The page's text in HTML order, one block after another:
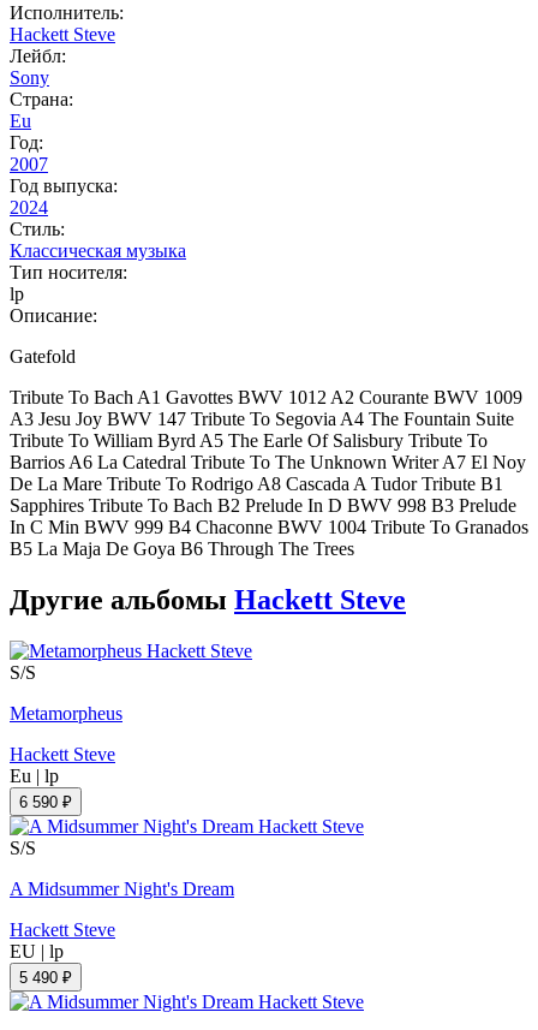
Исполнитель:
Hackett Steve
Лейбл:
Sony
Страна:
Eu
Год:
2007
Год выпуска:
2024
Стиль:
Классическая музыка
Тип носителя:
lp
Описание:
Gatefold
Tribute To Bach A1 Gavottes BWV 1012 A2 Courante BWV 1009
A3 Jesu Joy BWV 147 Tribute To Segovia A4 The Fountain Suite
Tribute To William Byrd A5 The Earle Of Salisbury Tribute To
Barrios A6 La Catedral Tribute To The Unknown Writer A7 El Noy
De La Mare Tribute To Rodrigo A8 Cascada A Tudor Tribute B1
Sapphires Tribute To Bach B2 Prelude In D BWV 998 B3 Prelude
In C Min BWV 999 B4 Chaconne BWV 1004 Tribute To Granados
B5 La Maja De Goya B6 Through The Trees
Другие альбомы Hackett Steve
S/S
Metamorpheus
Hackett Steve
Eu | lp
6 590 ₽
S/S
A Midsummer Night's Dream
Hackett Steve
EU | lp
5 490 ₽